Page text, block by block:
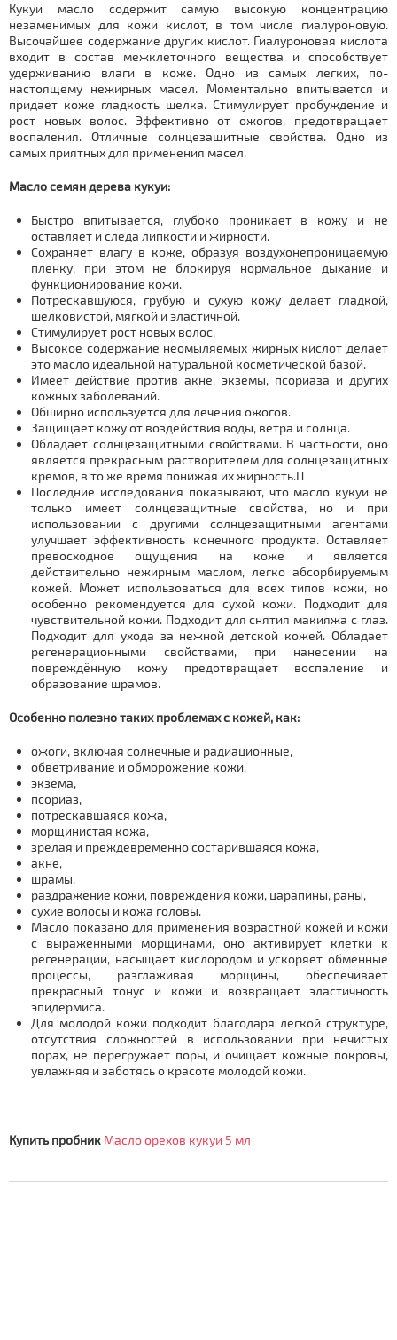
Кукуи масло содержит самую высокую концентрацию
незаменимых для кожи кислот, в том числе гиалуроновую.
Высочайшее содержание других кислот. Гиалуроновая кислота
входит в состав межклеточного вещества и способствует
удерживанию влаги в коже. Одно из самых легких, по-
настоящему нежирных масел. Моментально впитывается и
придает коже гладкость шелка. Стимулирует пробуждение и
рост новых волос. Эффективно от ожогов, предотвращает
воспаления. Отличные солнцезащитные свойства. Одно из
самых приятных для применения масел.
Масло семян дерева кукуи:
Быстро впитывается, глубоко проникает в кожу и не
оставляет и следа липкости и жирности.
Сохраняет влагу в коже, образуя воздухонепроницаемую
пленку, при этом не блокируя нормальное дыхание и
функционирование кожи.
Потрескавшуюся, грубую и сухую кожу делает гладкой,
шелковистой, мягкой и эластичной.
Стимулирует рост новых волос.
Высокое содержание неомыляемых жирных кислот делает
это масло идеальной натуральной косметической базой.
Имеет действие против акне, экземы, псориаза и других
кожных заболеваний.
Обширно используется для лечения ожогов.
Защищает кожу от воздействия воды, ветра и солнца.
Обладает солнцезащитными свойствами. В частности, оно
является прекрасным растворителем для солнцезащитных
кремов, в то же время понижая их жирность.П
Последние исследования показывают, что масло кукуи не
только имеет солнцезащитные свойства, но и при
использовании с другими солнцезащитными агентами
улучшает эффективность конечного продукта. Оставляет
превосходное ощущения на коже и является
действительно нежирным маслом, легко абсорбируемым
кожей. Может использоваться для всех типов кожи, но
особенно рекомендуется для сухой кожи. Подходит для
чувствительной кожи. Подходит для снятия макияжа с глаз.
Подходит для ухода за нежной детской кожей. Обладает
регенерационными свойствами, при нанесении на
повреждённую кожу предотвращает воспаление и
образование шрамов.
Особенно полезно таких проблемах с кожей, как:
ожоги, включая солнечные и радиационные,
обветривание и обморожение кожи,
экзема,
псориаз,
потрескавшаяся кожа,
морщинистая кожа,
зрелая и преждевременно состарившаяся кожа,
акне,
шрамы,
раздражение кожи, повреждения кожи, царапины, раны,
сухие волосы и кожа головы.
Масло показано для применения возрастной кожей и кожи
с выраженными морщинами, оно активирует клетки к
регенерации, насыщает кислородом и ускоряет обменные
процессы, разглаживая морщины, обеспечивает
прекрасный тонус и кожи и возвращает эластичность
эпидермиса.
Для молодой кожи подходит благодаря легкой структуре,
отсутствия сложностей в использовании при нечистых
порах, не перегружает поры, и очищает кожные покровы,
увлажняя и заботясь о красоте молодой кожи.
Купить пробник Масло орехов кукуи 5 мл